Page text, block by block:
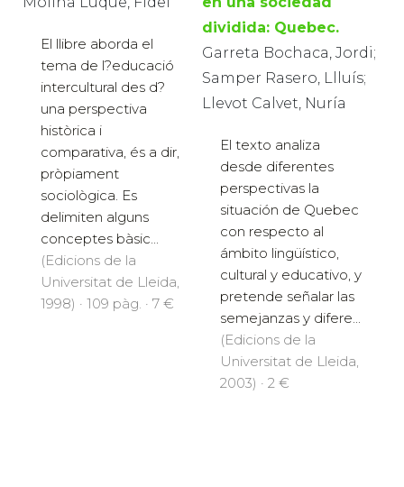
El llibre aborda el
tema de l?educació
intercultural des d?
una perspectiva
històrica i
comparativa, és a dir,
pròpiament
sociològica. Es
delimiten alguns
conceptes bàsic...
(Edicions de la
Universitat de Lleida,
1998) · 109 pàg. · 7 €
dividida: Quebec.
Garreta Bochaca, Jordi;
Samper Rasero, Llluís;
Llevot Calvet, Nuría
El texto analiza
desde diferentes
perspectivas la
situación de Quebec
con respecto al
ámbito lingüístico,
cultural y educativo, y
pretende señalar las
semejanzas y difere...
(Edicions de la
Universitat de Lleida,
2003) · 2 €